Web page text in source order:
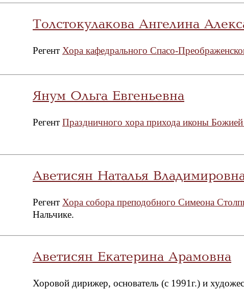
Толстокулакова Ангелина
Регент Хора кафедрального Спасо-
Янум Ольга Евгеньевна
Регент Праздничного хора прихода иконы
Aветисян Наталья
Регент Хора собора преподобного Симеона
Нальчике.
Аветисян Екатерина Арамовна
Хоровой дирижер, основатель (с 1991г.) и